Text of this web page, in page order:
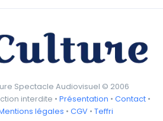
Spectacle Audiovisuel © 2006
interdite • Présentation • Contact •
légales • CGV• Teffri